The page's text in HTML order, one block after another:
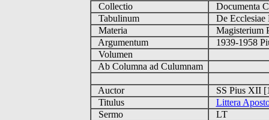
Collectio
Documenta
Tabulinum
De
Materia
Magisterium
Argumentum
1939-1958
Volumen
Ab Columna ad Culumnam
Auctor
SS Pius XII
Titulus
Littera
Sermo
LT